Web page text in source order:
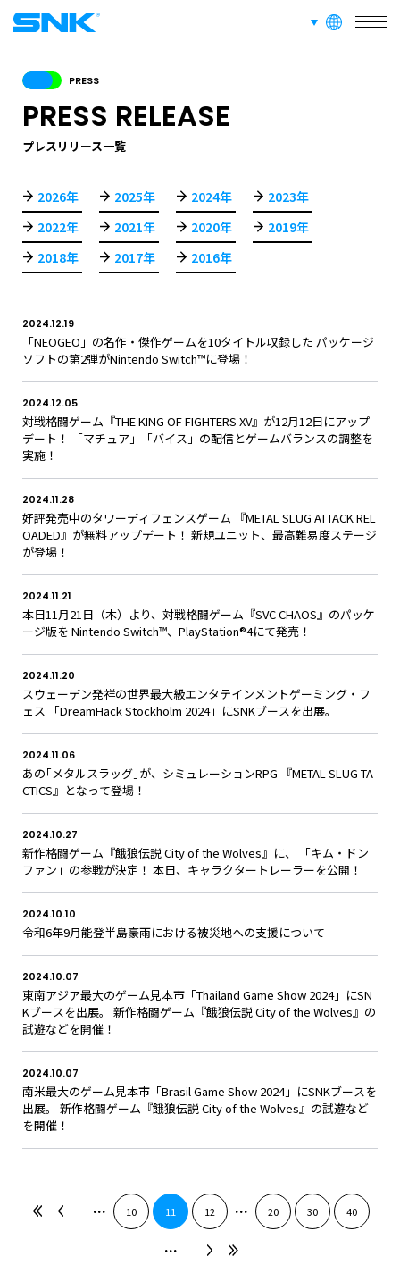
言語切り替え
SERVICE
RECRUIT
ABOUT
このサイトについて
GLOBAL
PRESS
PRESS RELEASE
プレスリリース一覧
2026年 2025年 2024年
2023年
2022年
2021年 2020年
2019年
2018年
2017年 2016年
2024.12.19
「NEOGEO」の名作・傑作ゲームを10タイトル収録した パッケージ
ソフトの第2弾がNintendo Switch™に登場！
2024.12.05
対戦格闘ゲーム『THE KING OF FIGHTERS XV』が12月12日にアップ
デート！ 「マチュア」「バイス」の配信とゲームバランスの調整を
実施！
2024.11.28
好評発売中のタワーディフェンスゲーム 『METAL SLUG ATTACK REL
OADED』が無料アップデート！ 新規ユニット、最高難易度ステージ
が登場！
2024.11.21
本日11月21日（木）より、対戦格闘ゲーム『SVC CHAOS』のパッケ
ージ版を Nintendo Switch™、PlayStation®4にて発売！
2024.11.20
スウェーデン発祥の世界最大級エンタテインメントゲーミング・フ
ェス 「DreamHack Stockholm 2024」にSNKブースを出展。
2024.11.06
あの｢メタルスラッグ｣が、シミュレーションRPG 『METAL SLUG TA
CTICS』となって登場！
2024.10.27
新作格闘ゲーム『餓狼伝説 City of the Wolves』に、 「キム・ドン
ファン」の参戦が決定！ 本日、キャラクタートレーラーを公開！
2024.10.10
令和6年9月能登半島豪雨における被災地への支援について
2024.10.07
東南アジア最大のゲーム見本市「Thailand Game Show 2024」にSN
Kブースを出展。 新作格闘ゲーム『餓狼伝説 City of the Wolves』の
試遊などを開催！
2024.10.07
南米最大のゲーム見本市「Brasil Game Show 2024」にSNKブースを
出展。 新作格闘ゲーム『餓狼伝説 City of the Wolves』の試遊など
を開催！
... 10 11 12 ... 20 30 40
...